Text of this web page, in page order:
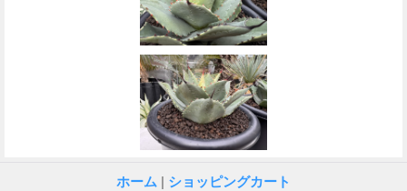
ホーム | ショッピングカート